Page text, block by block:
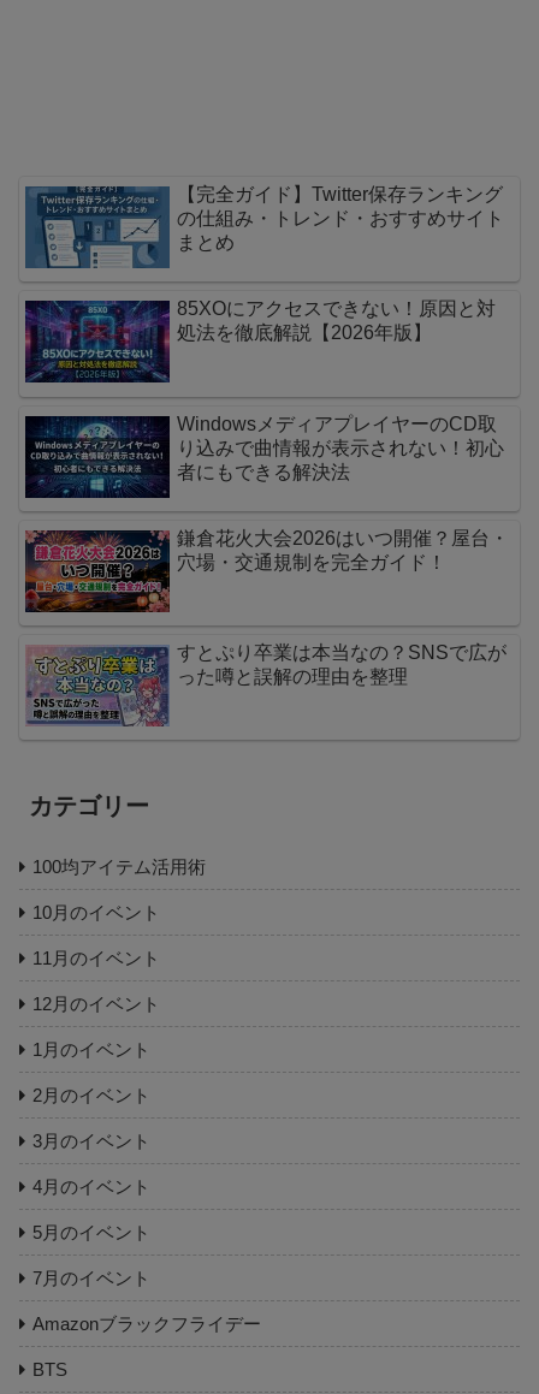
【完全ガイド】Twitter保存ランキング
の仕組み・トレンド・おすすめサイト
まとめ
85XOにアクセスできない！原因と対
処法を徹底解説【2026年版】
WindowsメディアプレイヤーのCD取
り込みで曲情報が表示されない！初心
者にもできる解決法
鎌倉花火大会2026はいつ開催？屋台・
穴場・交通規制を完全ガイド！
すとぷり卒業は本当なの？SNSで広が
った噂と誤解の理由を整理
カテゴリー
100均アイテム活用術
10月のイベント
11月のイベント
12月のイベント
1月のイベント
2月のイベント
3月のイベント
4月のイベント
5月のイベント
7月のイベント
Amazonブラックフライデー
BTS